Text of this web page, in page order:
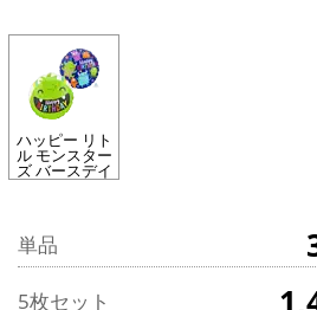
ハッピー リト
ル モンスター
ズ バースデイ
単品
5枚セット